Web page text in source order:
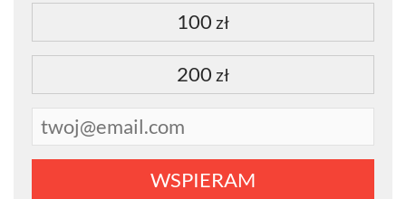
100 zł
200 zł
WSPIERAM